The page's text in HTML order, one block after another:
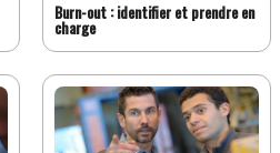
Burn-out : identifier et prendre en
charge